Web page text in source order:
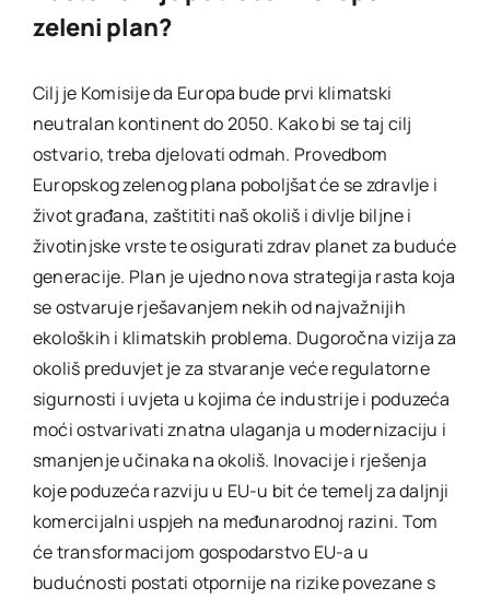
zeleni plan?
Cilj je Komisije da Europa bude prvi klimatski
neutralan kontinent do 2050. Kako bi se taj cilj
ostvario, treba djelovati odmah. Provedbom
Europskog zelenog plana poboljšat će se zdravlje i
život građana, zaštititi naš okoliš i divlje biljne i
životinjske vrste te osigurati zdrav planet za buduće
generacije. Plan je ujedno nova strategija rasta koja
se ostvaruje rješavanjem nekih od najvažnijih
ekoloških i klimatskih problema. Dugoročna vizija za
okoliš preduvjet je za stvaranje veće regulatorne
sigurnosti i uvjeta u kojima će industrije i poduzeća
moći ostvarivati znatna ulaganja u modernizaciju i
smanjenje učinaka na okoliš. Inovacije i rješenja
koje poduzeća razviju u EU-u bit će temelj za daljnji
komercijalni uspjeh na međunarodnoj razini. Tom
će transformacijom gospodarstvo EU-a u
budućnosti postati otpornije na rizike povezane s